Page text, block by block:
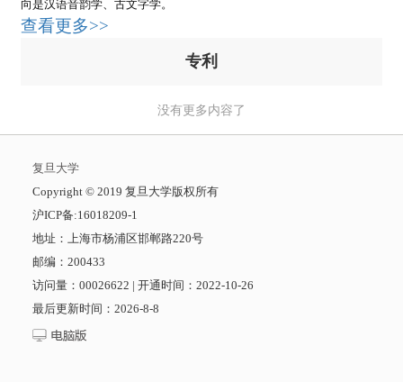
向是汉语音韵学、古文字学。
查看更多>>
专利
没有更多内容了
复旦大学
​Copyright © 2019 复旦大学版权所有
沪ICP备:16018209-1
地址：上海市杨浦区邯郸路220号
邮编：200433
访问量： 00026622 | 开通时间： 2022-10-26
最后更新时间： 2026-8-8